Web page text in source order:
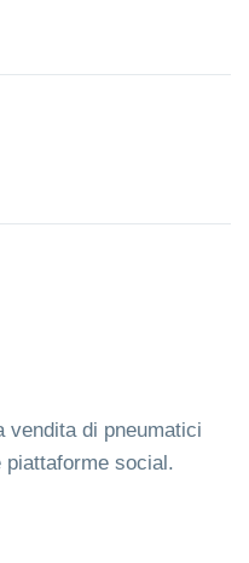
vendita di pneumatici
social.